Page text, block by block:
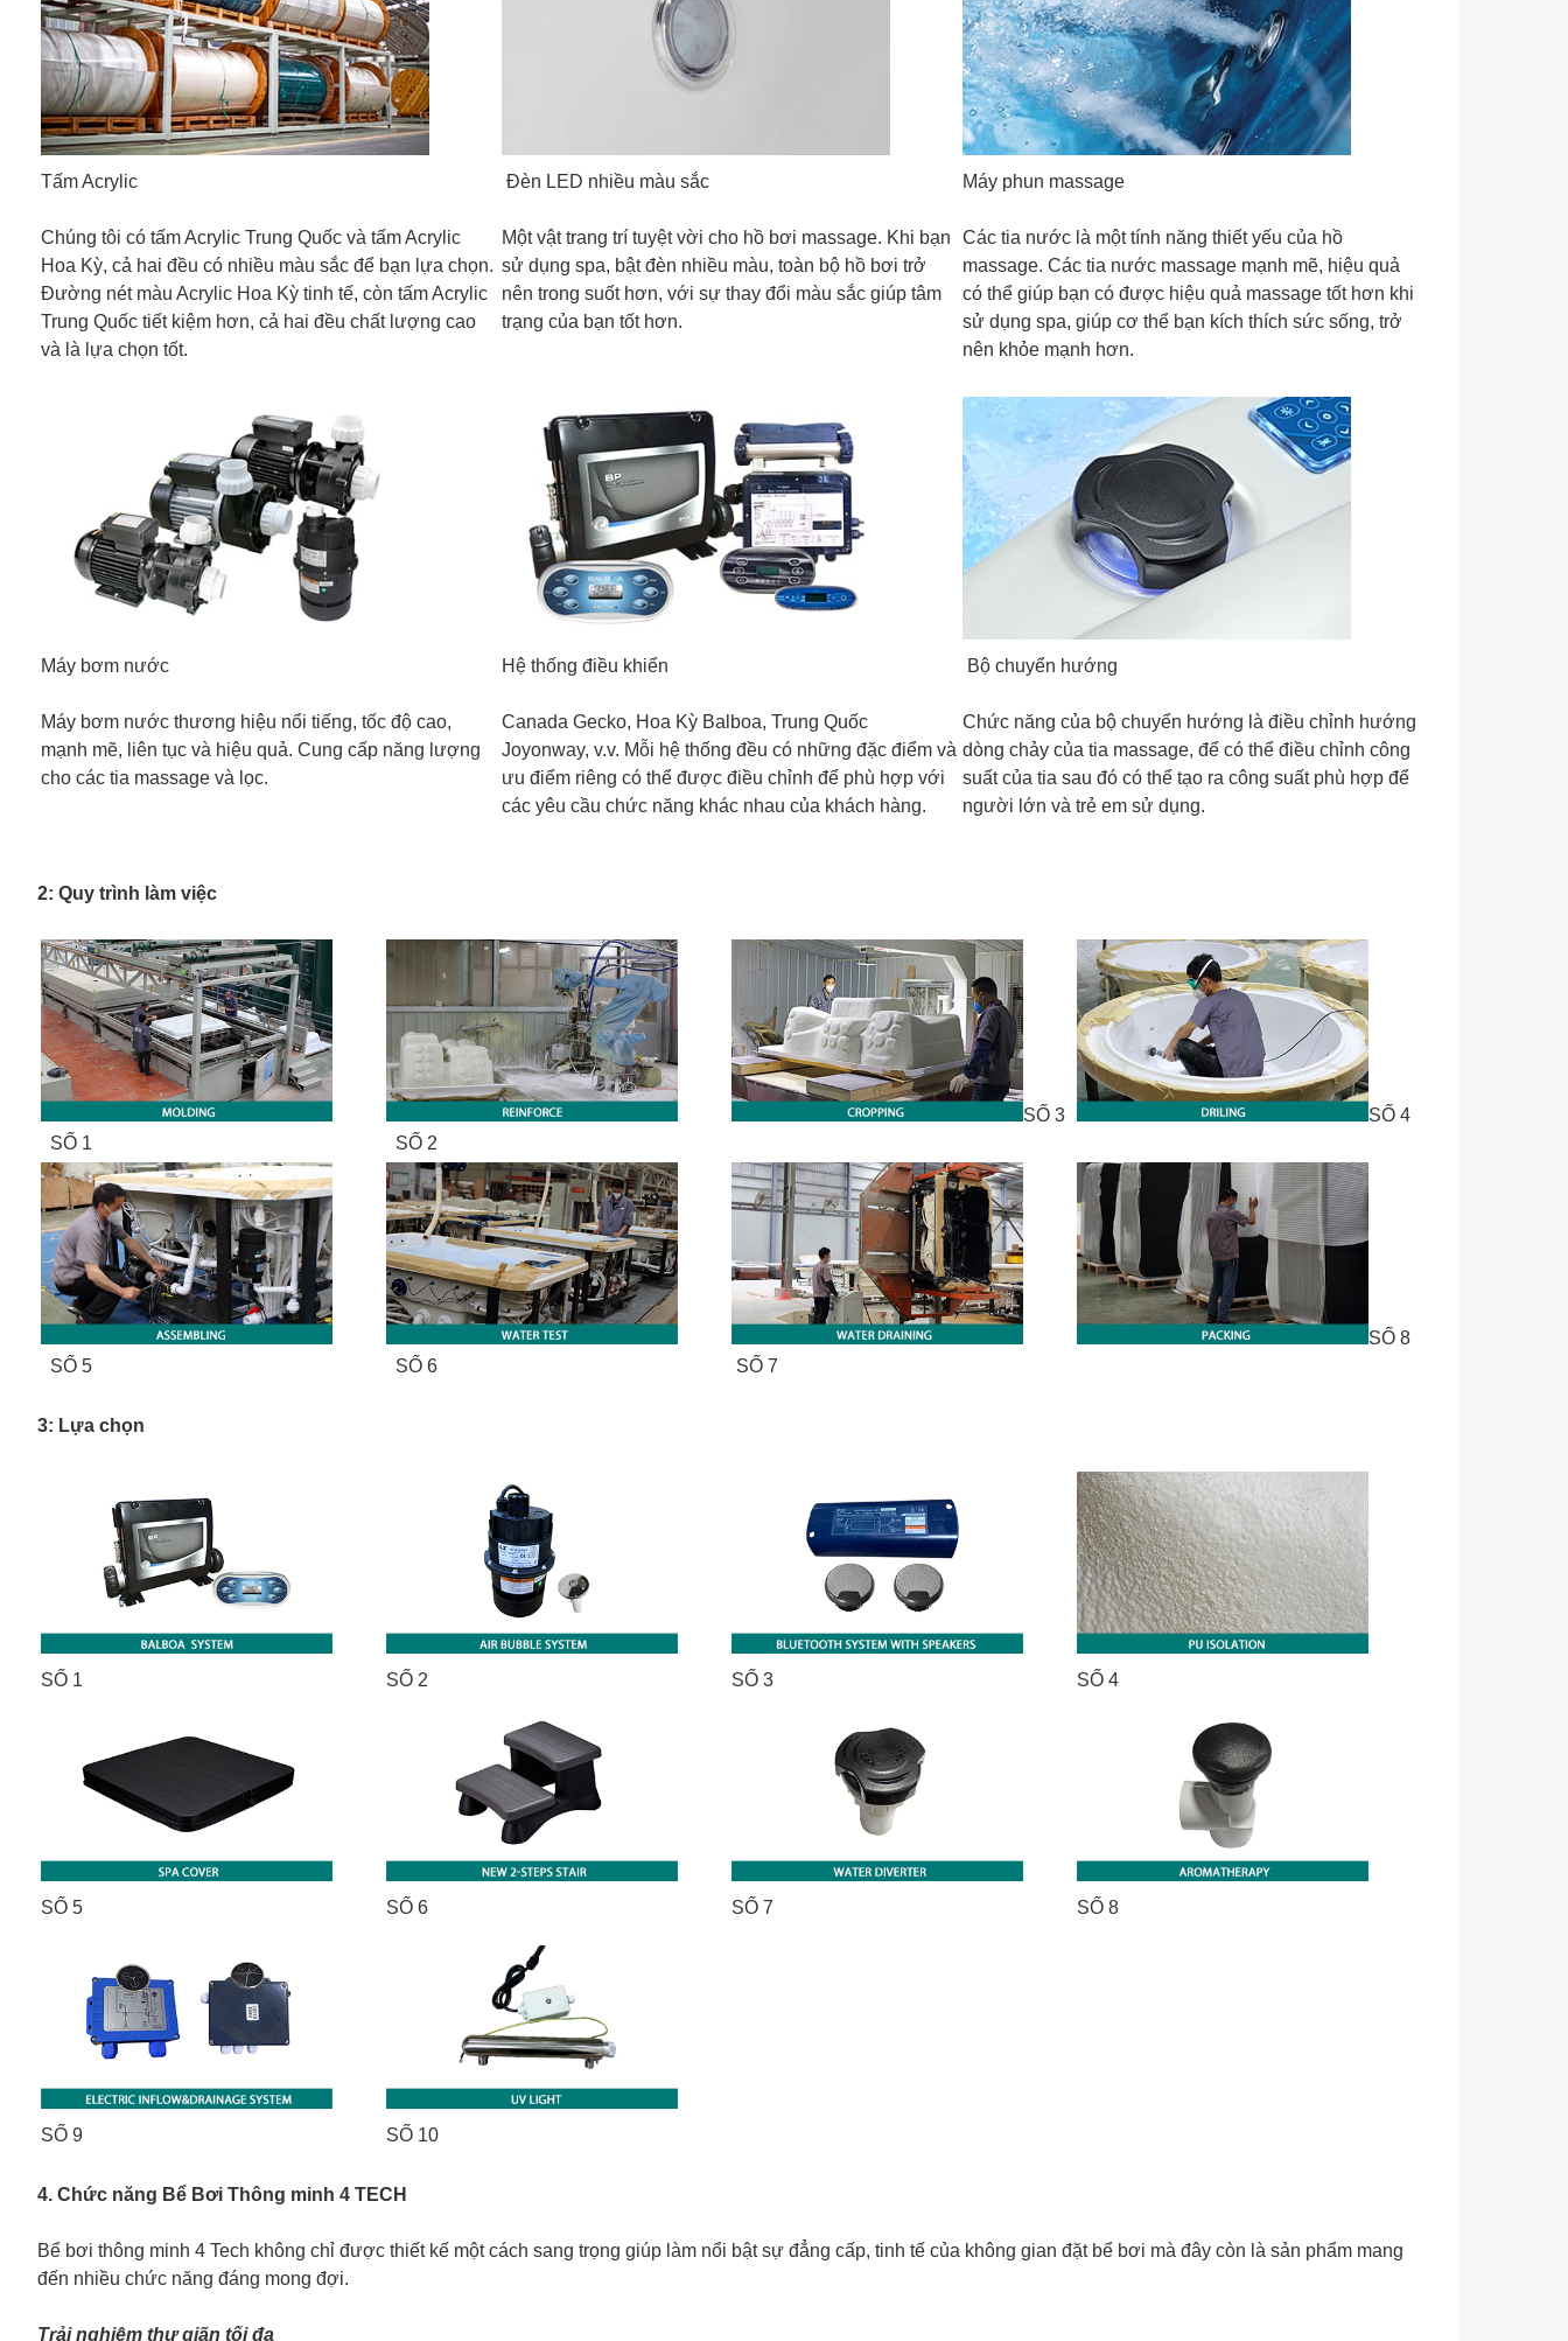
Tấm Acrylic
Chúng tôi có tấm Acrylic Trung Quốc và tấm Acrylic
Hoa Kỳ, cả hai đều có nhiều màu sắc để bạn lựa chọn.
Đường nét màu Acrylic Hoa Kỳ tinh tế, còn tấm Acrylic
Trung Quốc tiết kiệm hơn, cả hai đều chất lượng cao
và là lựa chọn tốt.
Đèn LED nhiều màu sắc
Một vật trang trí tuyệt vời cho hồ bơi massage. Khi bạn
sử dụng spa, bật đèn nhiều màu, toàn bộ hồ bơi trở
nên trong suốt hơn, với sự thay đổi màu sắc giúp tâm
trạng của bạn tốt hơn.
Máy phun massage
Các tia nước là một tính năng thiết yếu của hồ
massage. Các tia nước massage mạnh mẽ, hiệu quả
có thể giúp bạn có được hiệu quả massage tốt hơn khi
sử dụng spa, giúp cơ thể bạn kích thích sức sống, trở
nên khỏe mạnh hơn.
Máy bơm nước
Máy bơm nước thương hiệu nổi tiếng, tốc độ cao,
mạnh mẽ, liên tục và hiệu quả. Cung cấp năng lượng
cho các tia massage và lọc.
Hệ thống điều khiển
Canada Gecko, Hoa Kỳ Balboa, Trung Quốc
Joyonway, v.v. Mỗi hệ thống đều có những đặc điểm và
ưu điểm riêng có thể được điều chỉnh để phù hợp với
các yêu cầu chức năng khác nhau của khách hàng.
Bộ chuyển hướng
Chức năng của bộ chuyển hướng là điều chỉnh hướng
dòng chảy của tia massage, để có thể điều chỉnh công
suất của tia sau đó có thể tạo ra công suất phù hợp để
người lớn và trẻ em sử dụng.
2: Quy trình làm việc
SỐ 1 SỐ 2
SỐ 3 SỐ 4
SỐ 5 SỐ 6 SỐ 7
SỐ 8
3: Lựa chọn
SỐ 1 SỐ 2 SỐ 3 SỐ 4
SỐ 5 SỐ 6 SỐ 7 SỐ 8
SỐ 9 SỐ 10
4. Chức năng Bể Bơi Thông minh 4 TECH
Bể bơi thông minh 4 Tech không chỉ được thiết kế một cách sang trọng giúp làm nổi bật sự đẳng cấp, tinh tế của không gian đặt bể bơi mà đây còn là sản phẩm mang
đến nhiều chức năng đáng mong đợi.
Trải nghiệm thư giãn tối đa